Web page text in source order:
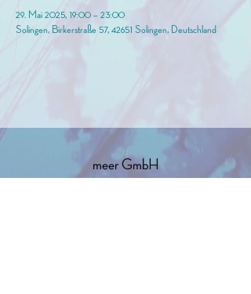
29. Mai 2025, 19:00 – 23:00
Solingen, Birkerstraße 57, 42651 Solingen, Deutschland
meer GmbH